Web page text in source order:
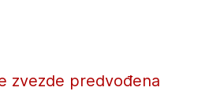
zvezde predvođena